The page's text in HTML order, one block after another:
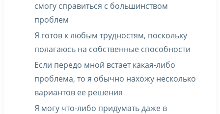
смогу справиться с большинством
проблем
Я готов к любым трудностям, поскольку
полагаюсь на собственные способности
Если передо мной встает какая-либо
проблема, то я обычно нахожу несколько
вариантов ее решения
Я могу что-либо придумать даже в